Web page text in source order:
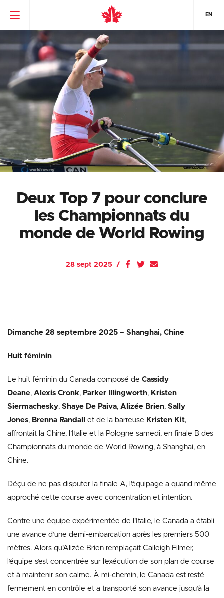
EN
Deux Top 7 pour conclure
les Championnats du
monde de World Rowing
28 sept 2025
Dimanche 28 septembre 2025 – Shanghai, Chine
Huit féminin
Le huit féminin du Canada composé de Cassidy
Deane, Alexis Cronk, Parker Illingworth, Kristen
Siermachesky, Shaye De Paiva, Alizée Brien, Sally
Jones, Brenna Randall et de la barreuse Kristen Kit,
affrontait la Chine, l’Italie et la Pologne samedi, en finale B des
Championnats du monde de World Rowing, à Shanghai, en
Chine.
Déçu de ne pas disputer la finale A, l’équipage a quand même
approché cette course avec concentration et intention.
Contre une équipe expérimentée de l’Italie, le Canada a établi
une avance d’une demi-embarcation après les premiers 500
mètres. Alors qu’Alizée Brien remplaçait Caileigh Filmer,
l’équipe s’est concentrée sur l’exécution de son plan de course
et à maintenir son calme. À mi-chemin, le Canada est resté
fermement en contrôle et a transporté son avance jusqu’à la